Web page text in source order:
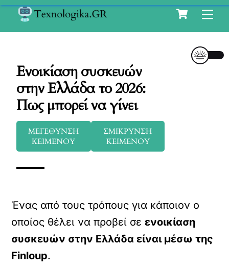
Skip
Cart
Ενοικίαση συσκευών
στην Ελλάδα το 2026:
Πως μπορεί να γίνει
ΜΕΓΕΘΥΝΣΗ
ΚΕΙΜΕΝΟΥ
ΣΜΙΚΡΥΝΣΗ
ΚΕΙΜΕΝΟΥ
Ένας από τους τρόπους για κάποιον ο
οποίος θέλει να προβεί σεενοικίαση
συσκευών στην Ελλάδα είναι μέσω της
Finloup.